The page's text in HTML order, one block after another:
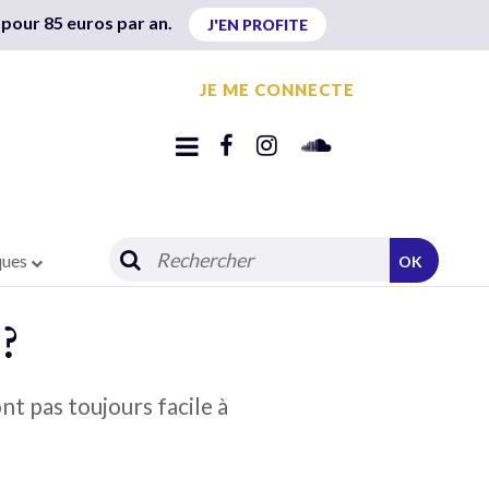
85 euros par an. J'EN PROFITE
JE ME CONNECTE
OK
pas toujours facile à